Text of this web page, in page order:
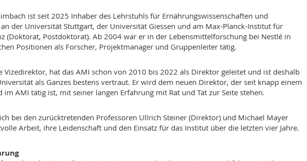
ist seit 2025 Inhaber des Lehrstuhls für Ernährungswissenschaften und
der Universität Stuttgart, der Universität Giessen und am Max-Planck-Institut für
(Doktorat, Postdoktorat). Ab 2004 war er in der Lebensmittelforschung bei Nestlé in
Positionen als Forscher, Projektmanager und Gruppenleiter tätig.
Vizedirektor, hat das AMI schon von 2010 bis 2022 als Direktor geleitet und ist deshalb
als Ganzes bestens vertraut. Er wird dem neuen Direktor, der seit knapp einem
im AMI tätig ist, mit seiner langen Erfahrung mit Rat und Tat zur Seite stehen.
bei den zurücktretenden Professoren Ullrich Steiner (Direktor) und Michael Mayer
Arbeit, ihre Leidenschaft und den Einsatz für das Institut über die letzten vier Jahre.